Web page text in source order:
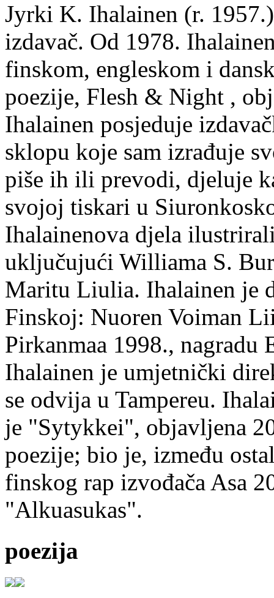
Jyrki K. Ihalainen (r.
izdavač. Od 1978.
finskom, engleskom i
poezije, Flesh & Night ,
Ihalainen posjeduje
sklopu koje sam izrađuje
piše ih ili prevodi, djeluje
svojoj tiskari u
Ihalainenova djela
uključujući Williama S.
Maritu Liulia. Ihalainen je
Finskoj: Nuoren Voiman
Pirkanmaa 1998.,
Ihalainen je umjetnički
se odvija u Tampereu.
je "Sytykkei", objavljena
poezije; bio je, između
finskog rap izvođača Asa
"Alkuasukas".
poezija